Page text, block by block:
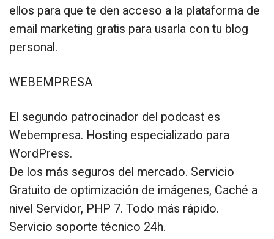
ellos para que te den acceso a la plataforma de
email marketing gratis para usarla con tu blog
personal.
WEBEMPRESA
El segundo patrocinador del podcast es
Webempresa. Hosting especializado para
WordPress.
De los más seguros del mercado. Servicio
Gratuito de optimización de imágenes, Caché a
nivel Servidor, PHP 7. Todo más rápido.
Servicio soporte técnico 24h.